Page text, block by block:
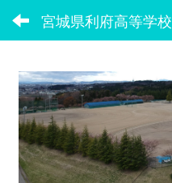
宮城県利府高等学校